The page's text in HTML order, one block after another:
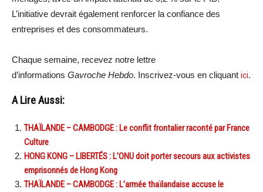
L’initiative devrait également renforcer la confiance des
entreprises et des consommateurs.
Chaque semaine, recevez notre lettre
d’informations Gavroche Hebdo. Inscrivez-vous en cliquant ici.
A Lire Aussi:
THAÏLANDE – CAMBODGE : Le conflit frontalier raconté par France
Culture
HONG KONG – LIBERTÉS : L’ONU doit porter secours aux activistes
emprisonnés de Hong Kong
THAÏLANDE – CAMBODGE : L’armée thaïlandaise accuse le